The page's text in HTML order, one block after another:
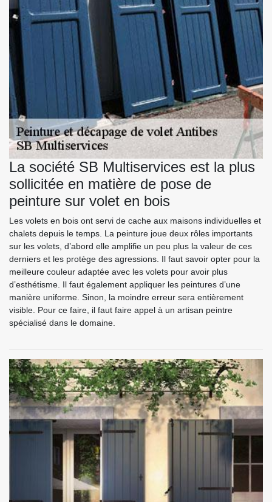
La société SB Multiservices est la plus
sollicitée en matière de pose de
peinture sur volet en bois
Les volets en bois ont servi de cache aux maisons individuelles et
chalets depuis le temps. La peinture joue deux rôles importants
sur les volets, d’abord elle amplifie un peu plus la valeur de ces
derniers et les protège des agressions. Il faut savoir opter pour la
meilleure couleur adaptée avec les volets pour avoir plus
d’esthétisme. Il faut également appliquer les peintures d’une
manière uniforme. Sinon, la moindre erreur sera entièrement
visible. Pour ce faire, il faut faire appel à un artisan peintre
spécialisé dans le domaine.